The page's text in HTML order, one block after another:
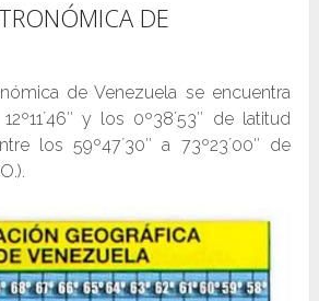
DE
de Venezuela se encuentra
y los 0º38´53″ de latitud
los 59º47´30″ a 73º23´00″ de